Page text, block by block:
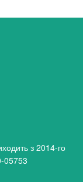
з 2014-го
05753